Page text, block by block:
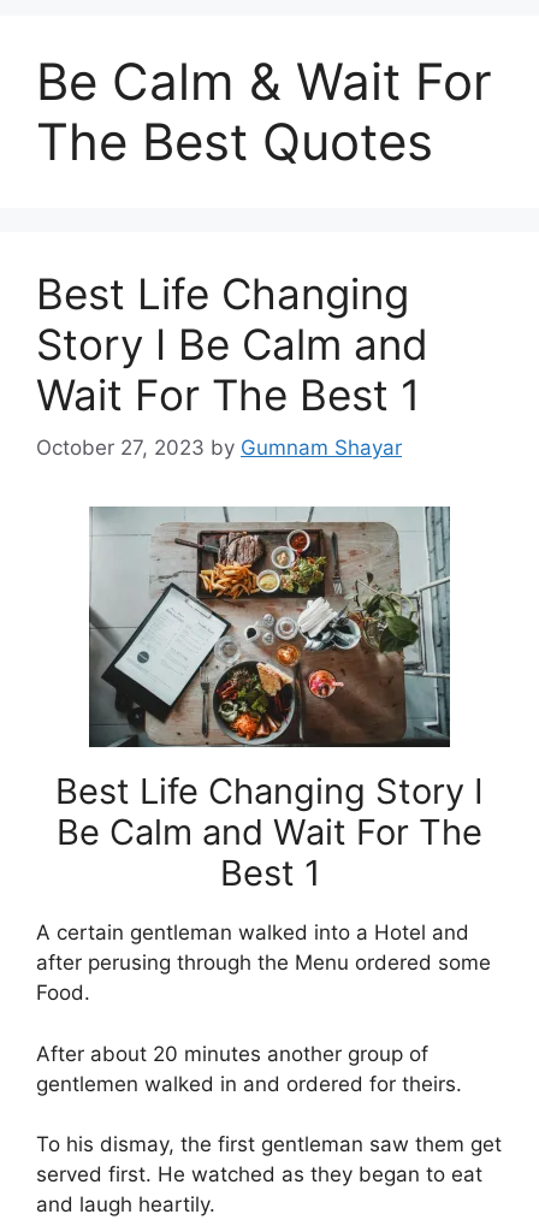
Be Calm & Wait For
The Best Quotes
Best Life Changing
Story I Be Calm and
Wait For The Best 1
October 27, 2023 by Gumnam Shayar
Best Life Changing Story I
Be Calm and Wait For The
Best 1
A certain gentleman walked into a Hotel and
after perusing through the Menu ordered some
Food.
After about 20 minutes another group of
gentlemen walked in and ordered for theirs.
To his dismay, the first gentleman saw them get
served first. He watched as they began to eat
and laugh heartily.